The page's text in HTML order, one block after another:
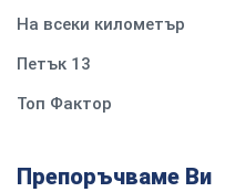
На всеки километър
Петък 13
Топ Фактор
Препоръчваме Ви